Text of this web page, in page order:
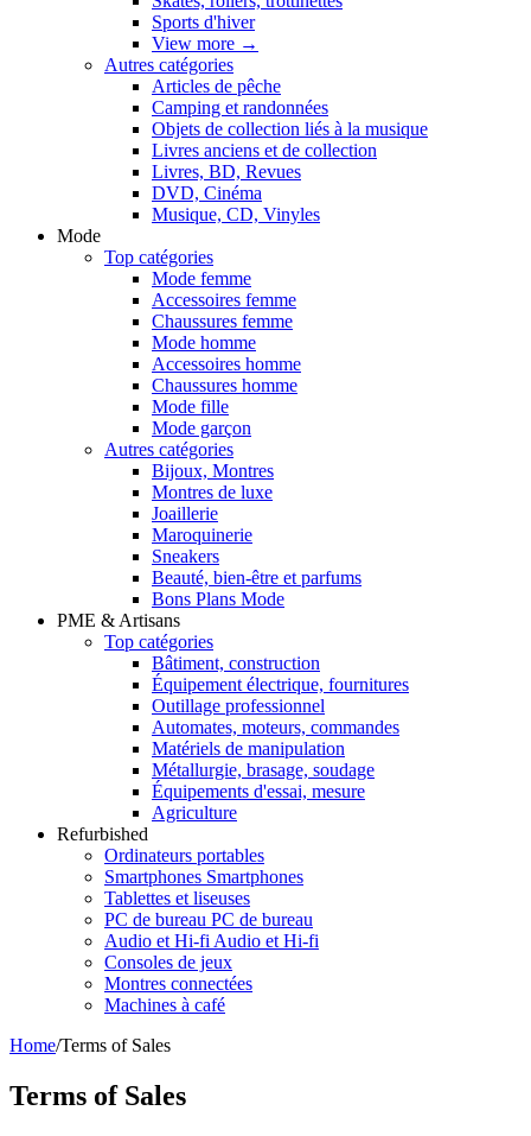
Sports d'hiver
View more →
Autres catégories
Articles de pêche
Camping et randonnées
Objets de collection liés à la musique
Livres anciens et de collection
Livres, BD, Revues
DVD, Cinéma
Musique, CD, Vinyles
Mode
Top catégories
Mode femme
Accessoires femme
Chaussures femme
Mode homme
Accessoires homme
Chaussures homme
Mode fille
Mode garçon
Autres catégories
Bijoux, Montres
Montres de luxe
Joaillerie
Maroquinerie
Sneakers
Beauté, bien-être et parfums
Bons Plans Mode
PME & Artisans
Top catégories
Bâtiment, construction
Équipement électrique, fournitures
Outillage professionnel
Automates, moteurs, commandes
Matériels de manipulation
Métallurgie, brasage, soudage
Équipements d'essai, mesure
Agriculture
Refurbished
Ordinateurs portables
Smartphones Smartphones
Tablettes et liseuses
PC de bureau PC de bureau
Audio et Hi-fi Audio et Hi-fi
Consoles de jeux
Montres connectées
Machines à café
Home/Terms of Sales
Terms of Sales